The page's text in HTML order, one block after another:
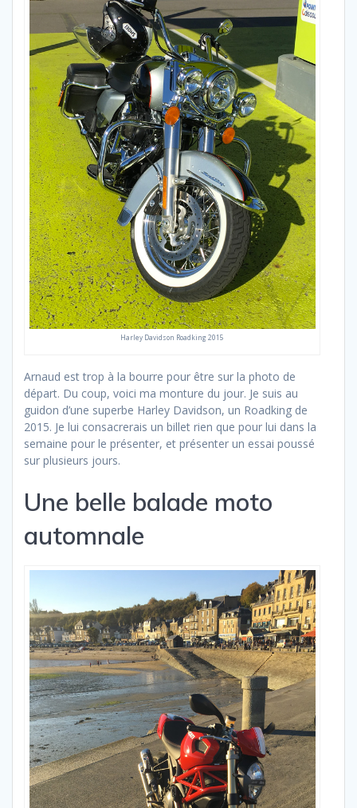
Harley Davidson Roadking 2015
Arnaud est trop à la bourre pour être sur la photo de
départ. Du coup, voici ma monture du jour. Je suis au
guidon d’une superbe Harley Davidson, un Roadking de
2015. Je lui consacrerais un billet rien que pour lui dans la
semaine pour le présenter, et présenter un essai poussé
sur plusieurs jours.
Une belle balade moto
automnale